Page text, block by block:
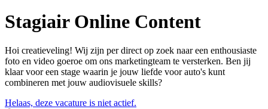
Stagiair Online Content
Hoi creatieveling! Wij zijn per direct op zoek naar een enthousiaste
foto en video goeroe om ons marketingteam te versterken. Ben jij
klaar voor een stage waarin je jouw liefde voor auto's kunt
combineren met jouw audiovisuele skills?
Helaas, deze vacature is niet actief.